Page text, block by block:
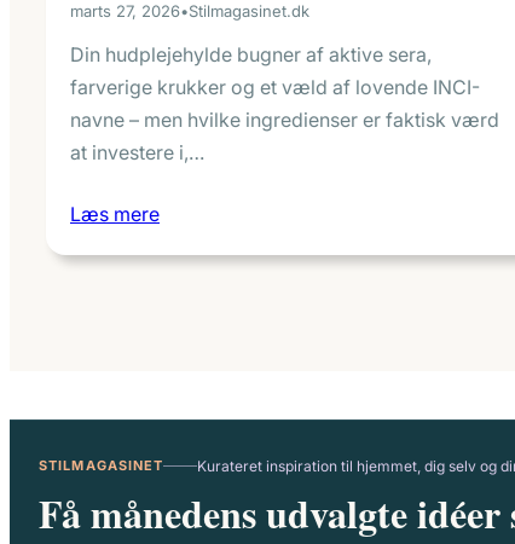
marts 27, 2026•Stilmagasinet.dk
Din hudplejehylde bugner af aktive sera,
farverige krukker og et væld af lovende INCI-
navne – men hvilke ingredienser er faktisk værd
at investere i,…
Læs mere
STILMAGASINET Kurateret inspiration til hjemmet, dig selv og
Få månedens udvalgte idéer